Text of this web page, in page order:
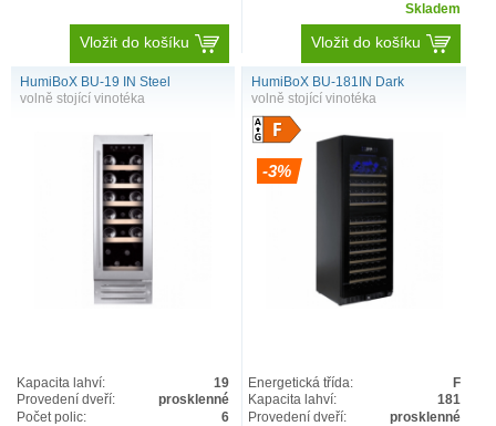
Vložit do košíku
Skladem
Vložit do košíku
HumiBoX BU-19 IN Steel
volně stojící vinotéka
Kapacita lahví:
19
Provedení dveří:
prosklenné
Počet polic:
6
HumiBoX BU-181IN Dark
volně stojící vinotéka
-3%
Energetická třída:
F
Kapacita lahví:
181
Provedení dveří:
prosklenné